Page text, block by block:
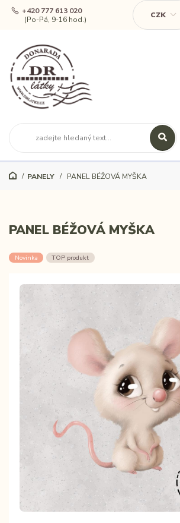
CZK
+420 777 613 020
(Po-Pá, 9-16 hod.)
PANELY PANEL BÉŽOVÁ MYŠKA
PANEL BÉŽOVÁ MYŠKA
Novinka TOP produkt